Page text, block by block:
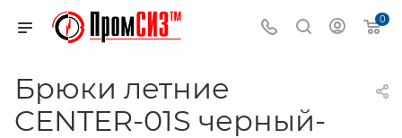
0
Брюки летние
CENTER-01S черный-